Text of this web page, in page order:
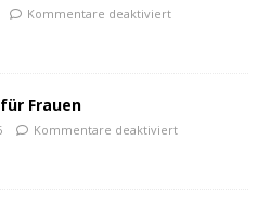
Kommentare deaktiviert
Frauen
Kommentare deaktiviert